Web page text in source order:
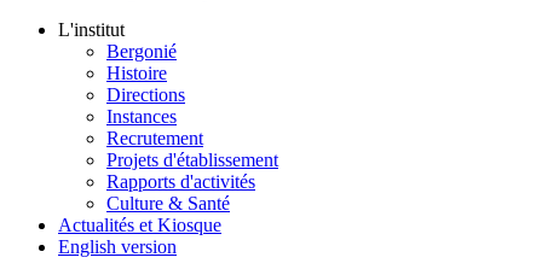
L'institut
Bergonié
Histoire
Directions
Instances
Recrutement
Projets d'établissement
Rapports d'activités
Culture & Santé
Actualités et Kiosque
English version